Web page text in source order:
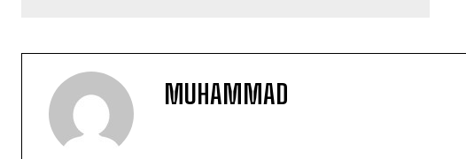
MUHAMMAD